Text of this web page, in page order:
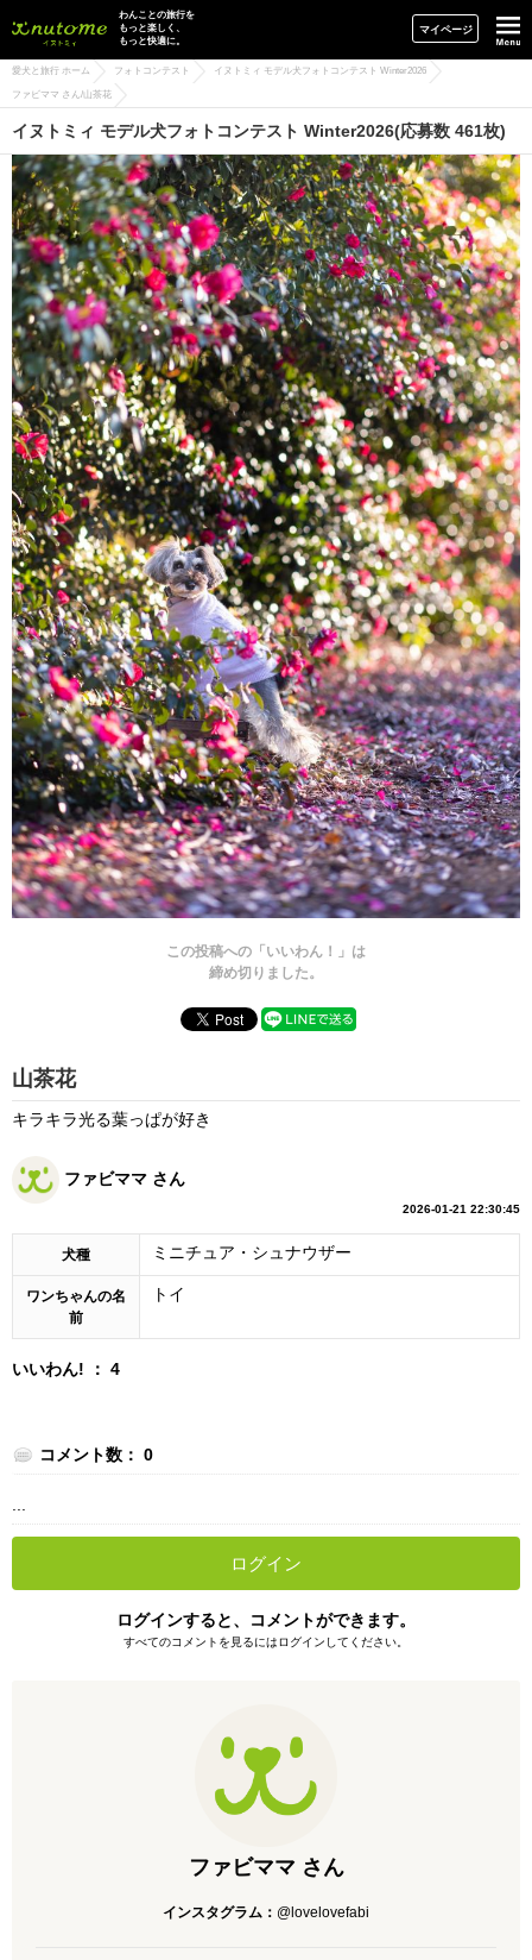
イヌトミィ
わんことの旅行を
もっと楽しく、
もっと快適に。
マイページ
愛犬と旅行 ホーム フォトコンテスト イヌトミィ モデル犬フォトコンテスト Winter2026
ファビママ さん/山茶花
イヌトミィ モデル犬フォトコンテスト Winter2026(応募数 461枚)
この投稿への「いいわん！」は
締め切りました。
山茶花
キラキラ光る葉っぱが好き
ファビママ さん
2026-01-21 22:30:45
犬種 ミニチュア・シュナウザー
ワンちゃんの名
前
トイ
いいわん! ： 4
コメント数： 0
ログイン
ログインすると、コメントができます。
すべてのコメントを見るにはログインしてください。
ファビママ さん
インスタグラム： @lovelovefabi